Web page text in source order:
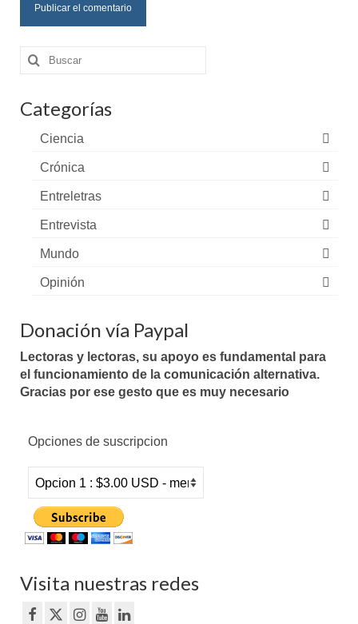
Buscar
por:
Categorías
Ciencia
Crónica
Entreletras
Entrevista
Mundo
Opinión
Donación vía Paypal
Lectoras y lectoras, su apoyo es fundamental para
el funcionamiento de la comunicación alternativa.
Gracias por ese gesto que es muy necesario
Opciones de suscripcion
Visita nuestras redes